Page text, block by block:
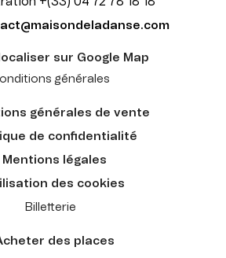
sur Google Map
générales
générales de vente
de confidentialité
Mentions légales
des cookies
Billetterie
des places